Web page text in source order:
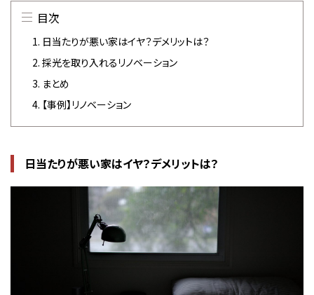
目次
1. 日当たりが悪い家はイヤ？デメリットは？
2. 採光を取り入れるリノベーション
3. まとめ
4. 【事例】リノベーション
日当たりが悪い家はイヤ？デメリットは？